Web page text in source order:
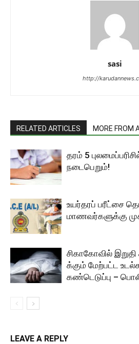
sasi
http://
RELATED ARTICLES MORE FROM
தரம் 5
நடைபெறும்!
உயர்தரப் பரீட்சை
மாணவர்களுக்கு
சிகாகோவில்
க்கும் மேற்பட்ட
கண்டெடுப்பு –
LEAVE A REPLY